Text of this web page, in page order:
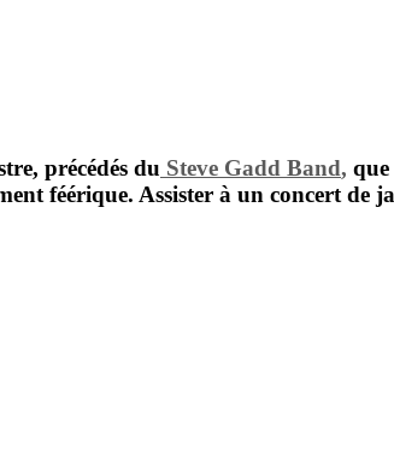
précédés du Steve Gadd Band, que
féérique. Assister à un concert de